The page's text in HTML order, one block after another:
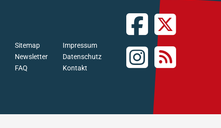
FAQ
Newsletter
Sitemap
Kontakt
Datenschutz
Impressum